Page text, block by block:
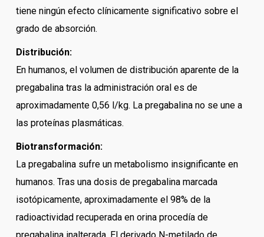
tiene ningún efecto clínicamente significativo sobre el
grado de absorción.
Distribución:
En humanos, el volumen de distribución aparente de la
pregabalina tras la administración oral es de
aproximadamente 0,56 l/kg. La pregabalina no se une a
las proteínas plasmáticas.
Biotransformación:
La pregabalina sufre un metabolismo insignificante en
humanos. Tras una dosis de pregabalina marcada
isotópicamente, aproximadamente el 98% de la
radioactividad recuperada en orina procedía de